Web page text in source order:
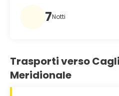
7Notti
Trasporti verso
Meridionale